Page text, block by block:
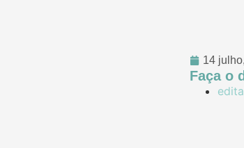
14
Faça o